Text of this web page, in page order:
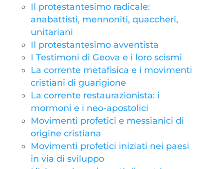
Il protestantesimo radicale:
anabattisti, mennoniti, quaccheri,
unitariani
Il protestantesimo avventista
I Testimoni di Geova e i loro scismi
La corrente metafisica e i movimenti
cristiani di guarigione
La corrente restaurazionista: i
mormoni e i neo-apostolici
Movimenti profetici e messianici di
origine cristiana
Movimenti profetici iniziati nei paesi
in via di sviluppo